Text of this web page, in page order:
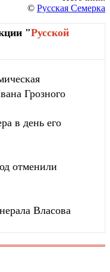
© Русская Семерка
"Русской
Грозного
в день его
отменили
Власова